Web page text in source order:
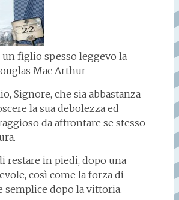
un figlio spesso leggevo la
Mac Arthur
Signore, che sia abbastanza
la sua debolezza ed
da affrontare se stesso
restare in piedi, dopo una
così come la forza di
semplice dopo la vittoria.